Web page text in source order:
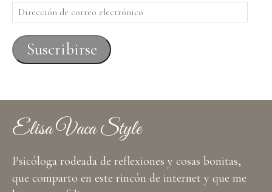
Dirección
de
correo
electrónico
Suscribirse
Elisa Vaca Style
Psicóloga rodeada de reflexiones y cosas bonitas,
que comparto en este rincón de internet y que me